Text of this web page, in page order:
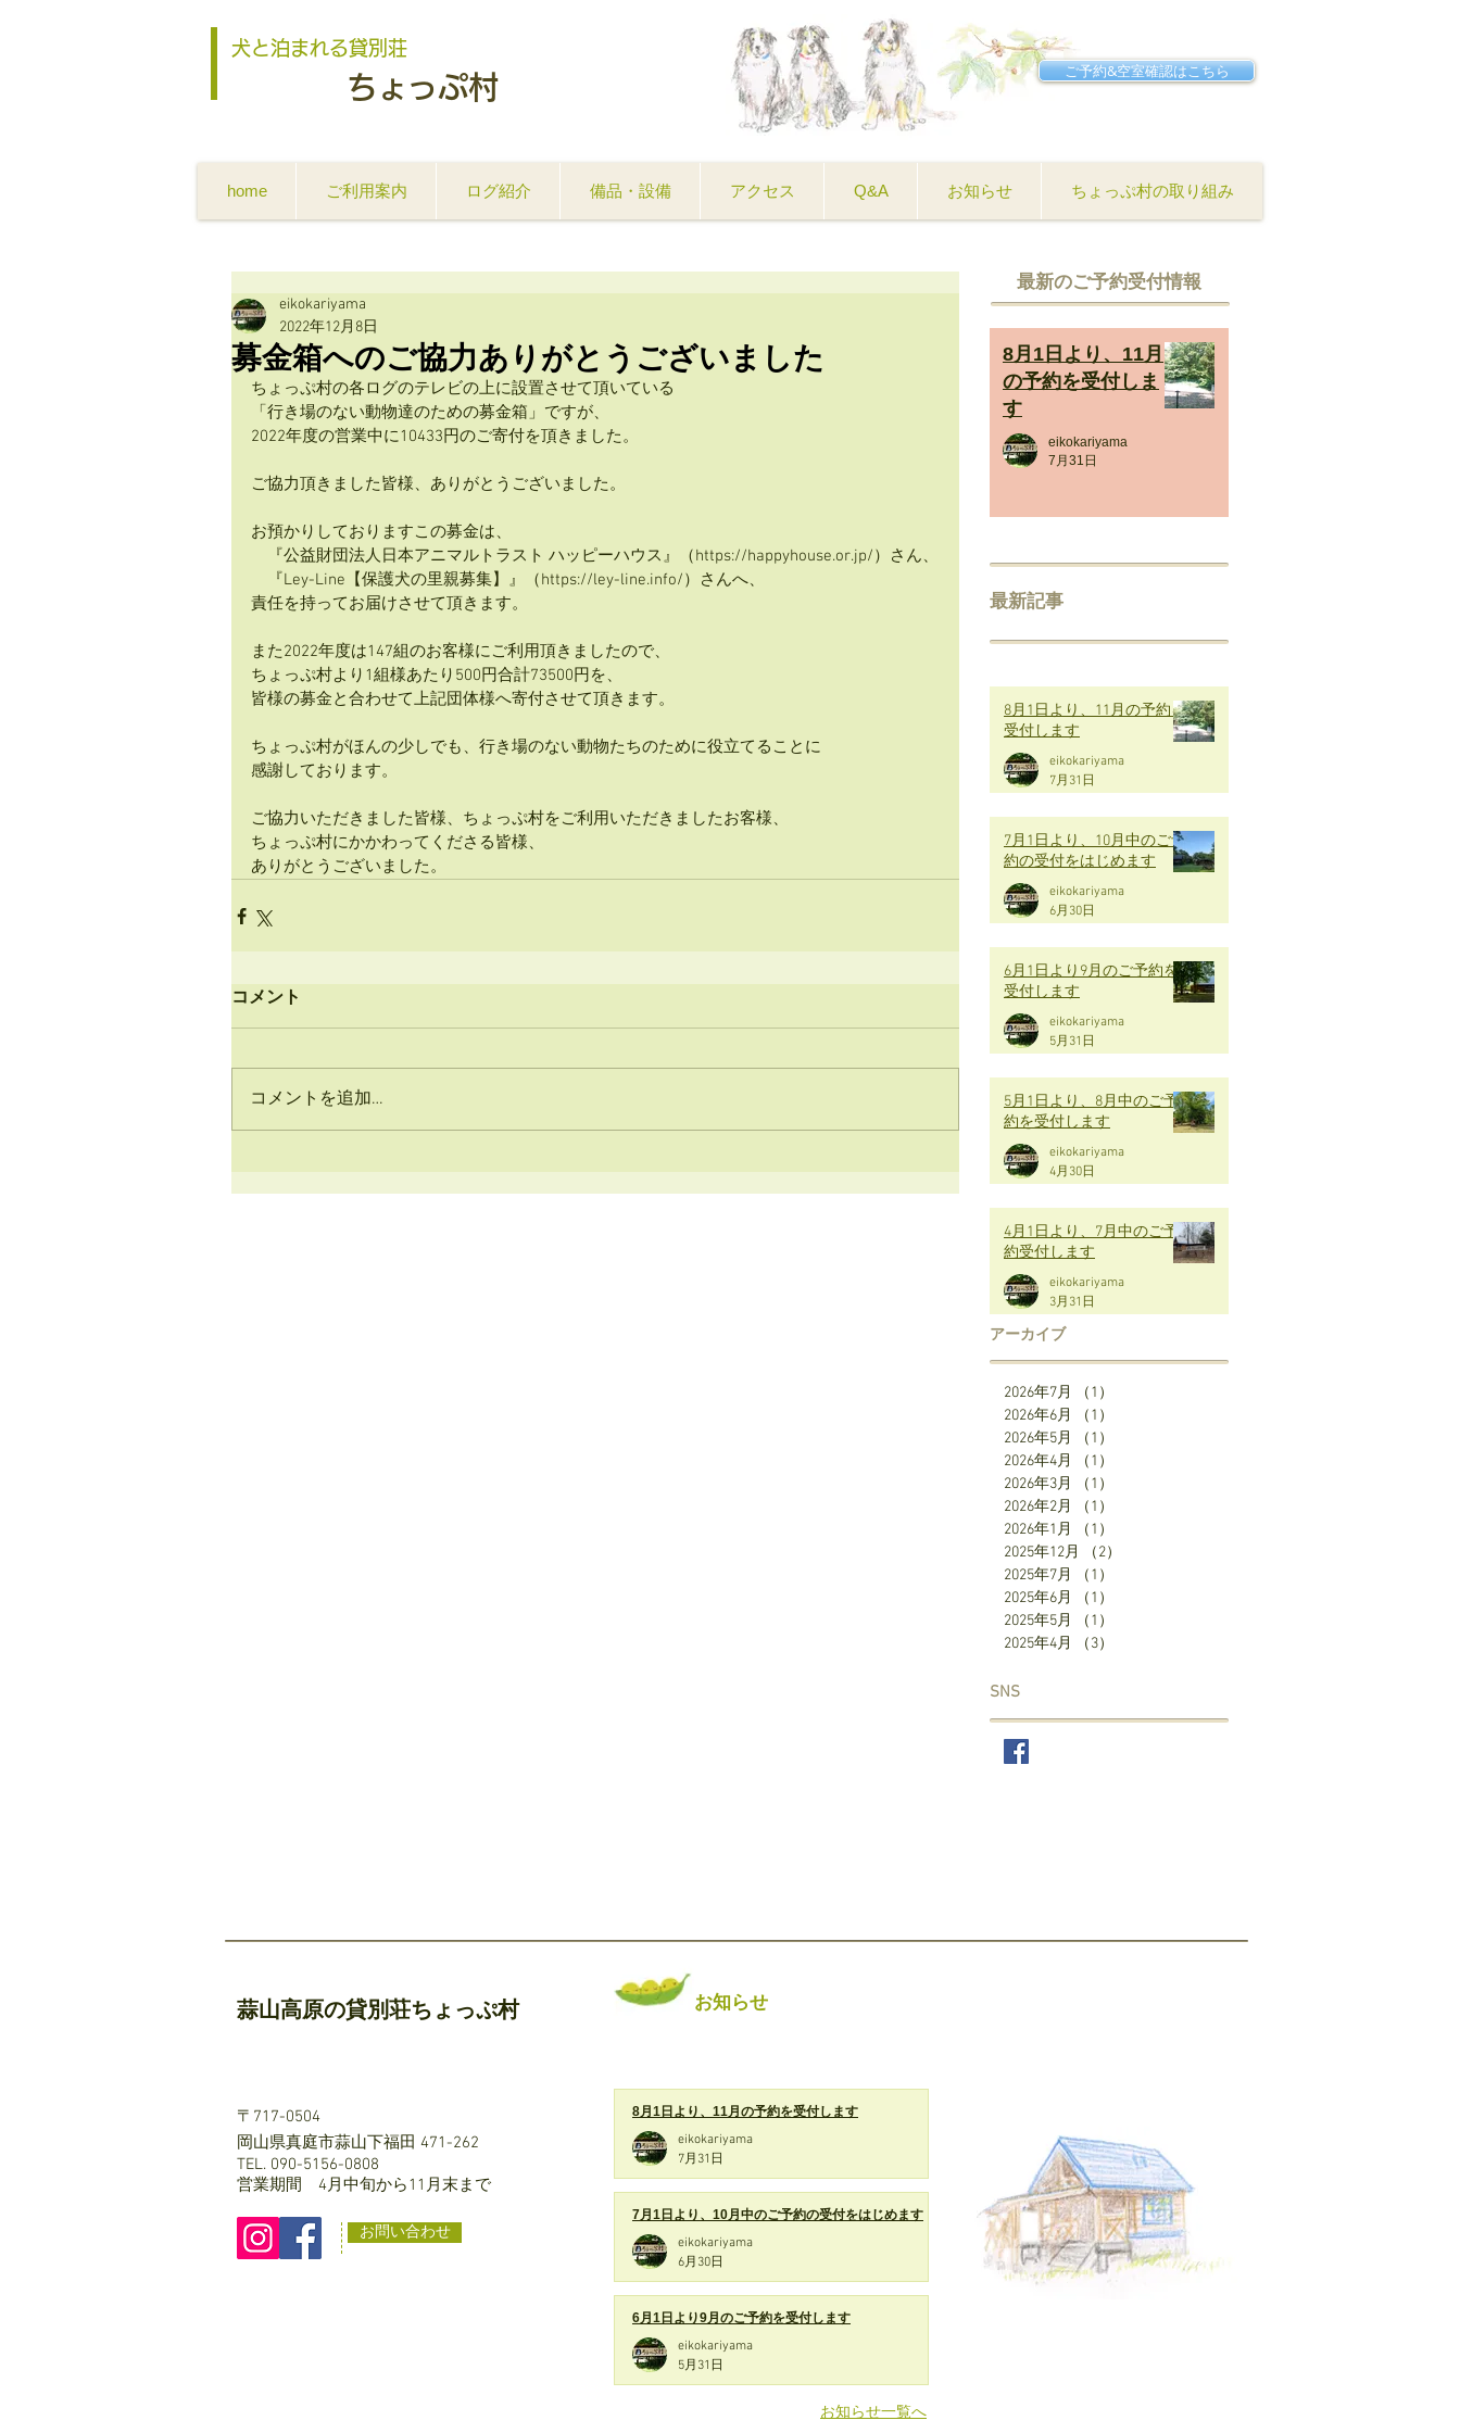
犬と泊まれる貸別荘
ちょっぷ村
ご予約&空室確認はこちら
home ご利用案内 ログ紹介 備品・設備 アクセス Q&A お知らせ ちょっぷ村の取り組み
募金箱へのご協力ありがとうございました
eikokariyama
2022年12月8日
ちょっぷ村の各ログのテレビの上に設置させて頂いている
「行き場のない動物達のための募金箱」ですが、
2022年度の営業中に10433円のご寄付を頂きました。
ご協力頂きました皆様、ありがとうございました。
お預かりしておりますこの募金は、
『公益財団法人日本アニマルトラスト ハッピーハウス』（https://happyhouse.or.jp/）さん、
『Ley-Line【保護犬の里親募集】』（https://ley-line.info/）さんへ、
責任を持ってお届けさせて頂きます。
また2022年度は147組のお客様にご利用頂きましたので、
ちょっぷ村より1組様あたり500円合計73500円を、
皆様の募金と合わせて上記団体様へ寄付させて頂きます。
ちょっぷ村がほんの少しでも、行き場のない動物たちのために役立てることに
感謝しております。
ご協力いただきました皆様、ちょっぷ村をご利用いただきましたお客様、
ちょっぷ村にかかわってくださる皆様、
ありがとうございました。
コメント
コメントを追加…
​最新のご予約受付情報
8月1日より、11月
の予約を受付しま
す
eikokariyama
7月31日
最新記事
8月1日より、11月の予約を
受付します
eikokariyama
7月31日
7月1日より、10月中のご予
約の受付をはじめます
eikokariyama
6月30日
6月1日より9月のご予約を
受付します
eikokariyama
5月31日
5月1日より、8月中のご予
約を受付します
eikokariyama
4月30日
4月1日より、7月中のご予
約受付します
eikokariyama
3月31日
アーカイブ
2026年7月 （1）
2026年6月
（1）
2026年5月
（1）
2026年4月
（1）
2026年3月
（1）
2026年2月
（1）
2026年1月
（1）
2025年12月
（2）
2025年7月
（1）
2025年6月
（1）
2025年5月
（1）
2025年4月
（3）
SNS
蒜山高原の貸別荘ちょっぷ村 お知らせ
〒717-0504
岡山県真庭市蒜山下福田 471-262
TEL. 090-5156-0808
営業期間 4月中旬から11月末まで
お問い合わせ
8月1日より、11月の予約を受付します
eikokariyama
7月31日
7月1日より、10月中のご予約の受付をはじめます
eikokariyama
6月30日
6月1日より9月のご予約を受付します
eikokariyama
5月31日
お知らせ一覧へ